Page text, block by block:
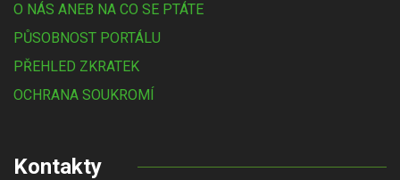
O NÁS ANEB NA CO SE PTÁTE
PŮSOBNOST PORTÁLU
PŘEHLED ZKRATEK
OCHRANA SOUKROMÍ
Kontakty